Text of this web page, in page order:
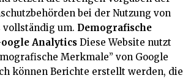
bei der Nutzung von
vollständig um. Demografische
Analytics Diese Website nutzt
Merkmale” von Google
können Berichte erstellt werden, die